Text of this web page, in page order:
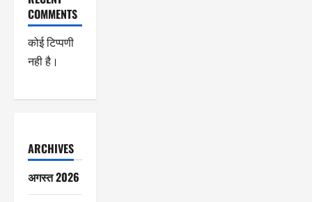
COMMENTS
कोई टिप्पणी
नही है।
ARCHIVES
अगस्त 2026